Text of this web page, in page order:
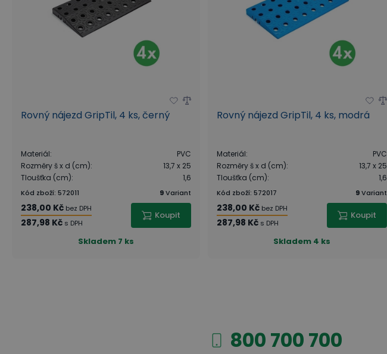
Rovný nájezd GripTil, 4 ks, černý
Materiál:
PVC
Rozměry š x d (cm):
13,7 x 25
Tloušťka (cm): 1,6
Kód zboží: 572011 9 Variant
238,00 Kč bez DPH
287,98 Kč s DPH
Koupit
Skladem 7 ks
Rovný nájezd GripTil, 4 ks, modrá
Materiál:
PVC
Rozměry š x d (cm):
13,7 x 25
Tloušťka (cm): 1,6
Kód zboží:572017 9 Variant
238,00 Kč bez DPH
287,98 Kč s DPH
Koupit
Skladem 4 ks
800 700 700